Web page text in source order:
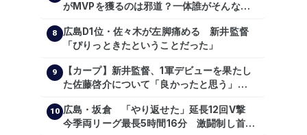
がMVPを獲るのは邪道？一体誰がそんな事
【shoheiohtani】【池田親興】【高橋慶
彦】【広島東洋カープ】【プロ野球】
8
広島D1位・佐々木が左脚痛める 新井監督
「ぴりっときたということだった」
9
【カープ】新井監督、1軍デビューを果たし
た佐藤啓介について「良かったと思う」
10 広島・坂倉 「やり返せた」延長12回V撃
今季両リーグ最長5時間16分 激闘制し首位